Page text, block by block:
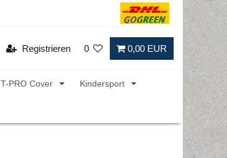
Registrieren 0 0,00 EUR
T-PRO Cover Kindersport